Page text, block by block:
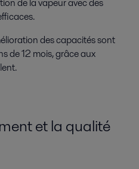
des capacités sont
de 12 mois, grâce aux
et la qualité